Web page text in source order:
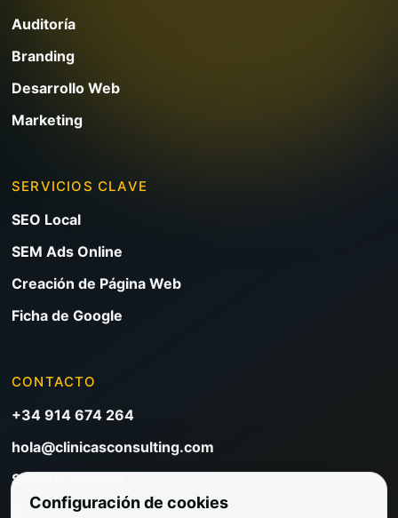
Auditoría
Branding
Desarrollo Web
Marketing
SERVICIOS CLAVE
SEO Local
SEM Ads Online
Creación de Página Web
Ficha de Google
CONTACTO
+34 914 674 264
hola@clinicasconsulting.com
Solicitar reunión
Blog de marketing clínico
Configuración de cookies